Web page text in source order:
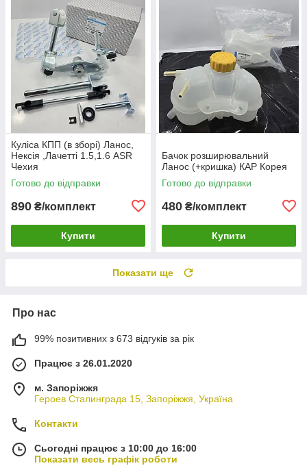
Куліса КПП (в зборі) Ланос,
Нексія ,Лачетті 1.5,1.6 ASR
Чехия
Готово до відправки
890 ₴/комплект
Купити
Бачок розширювальний
Ланос (+кришка) КАР Корея
Готово до відправки
480 ₴/комплект
Купити
Показати ще
Про нас
99% позитивних з 673 відгуків за рік
Працює з 26.01.2020
м. Запоріжжя
Героев Сталинграда 15, Запоріжжя, Україна
Контакти
Сьогодні працює з 10:00 до 16:00
Показати весь графік роботи